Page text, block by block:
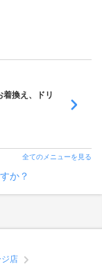
リ
全てのメニューを見る
か？
店